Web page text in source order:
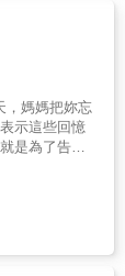
是成功的水
生可說是一
倒了她，甚
像銀座的精
自己的缺
塔」。▍美味
因失戀陷入
對他來說，
——人生不
不一定適合
結杏不想再
然她心靈手
，媽媽把妳忘
示這些回憶
是為了告別
獎）作者櫻
孩邁向女
長將慢慢遺